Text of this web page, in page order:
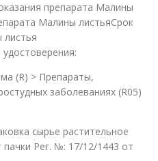
препарата Малины
Малины листьяСрок
листья
(R) > Препараты,
заболеваниях (R05)
сырье растительное
пачки Рег. №: 17/12/1443 от